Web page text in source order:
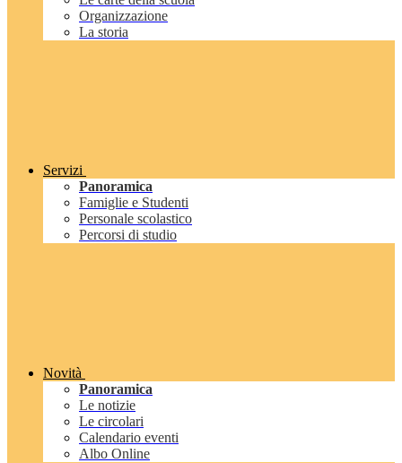
Organizzazione
La storia
Servizi
Panoramica
Famiglie e Studenti
Personale scolastico
Percorsi di studio
Novità
Panoramica
Le notizie
Le circolari
Calendario eventi
Albo Online